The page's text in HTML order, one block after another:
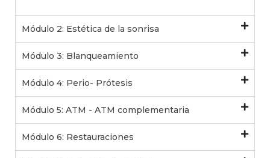
Módulo 2: Estética de la sonrisa
Módulo 3: Blanqueamiento
Módulo 4: Perio- Prótesis
Módulo 5: ATM - ATM complementaria
Módulo 6: Restauraciones